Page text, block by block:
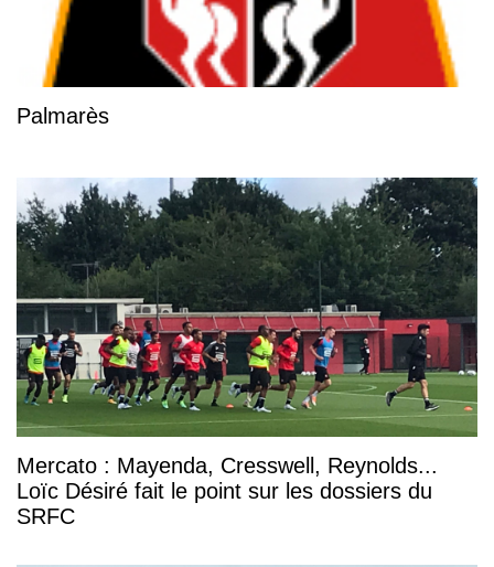
Palmarès
Mercato : Mayenda, Cresswell, Reynolds...
Loïc Désiré fait le point sur les dossiers du
SRFC